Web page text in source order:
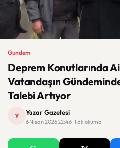
Gundem
Deprem Konutlarında
Vatandaşın
Talebi Artıyor
Y Yazar Gazetesi
6 Nisan 2026 22:46 · 1 dk okuma